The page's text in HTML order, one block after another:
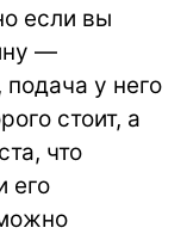
если вы
—
подача у него
стоит, а
что
его